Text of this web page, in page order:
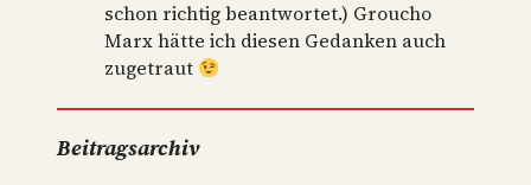
r
a
l
c
h
schon richtig beantwortet.) Groucho
Marx hätte ich diesen Gedanken auch
zugetraut
Beitragsarchiv